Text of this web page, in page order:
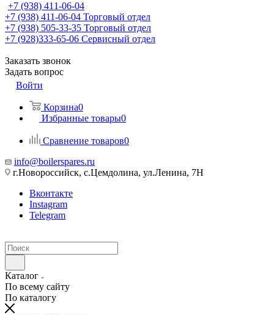
+7 (938) 411-06-04
+7 (938) 411-06-04 Торговый отдел
+7 (938) 505-33-35 Торговый отдел
+7 (928)333-65-06 Сервисный отдел
Заказать звонок
Задать вопрос
Войти
Корзина0
Избранные товары0
Сравнение товаров0
info@boilerspares.ru
г.Новороссийск, с.Цемдолина, ул.Ленина, 7Н
Вконтакте
Instagram
Telegram
Каталог
По всему сайту
По каталогу